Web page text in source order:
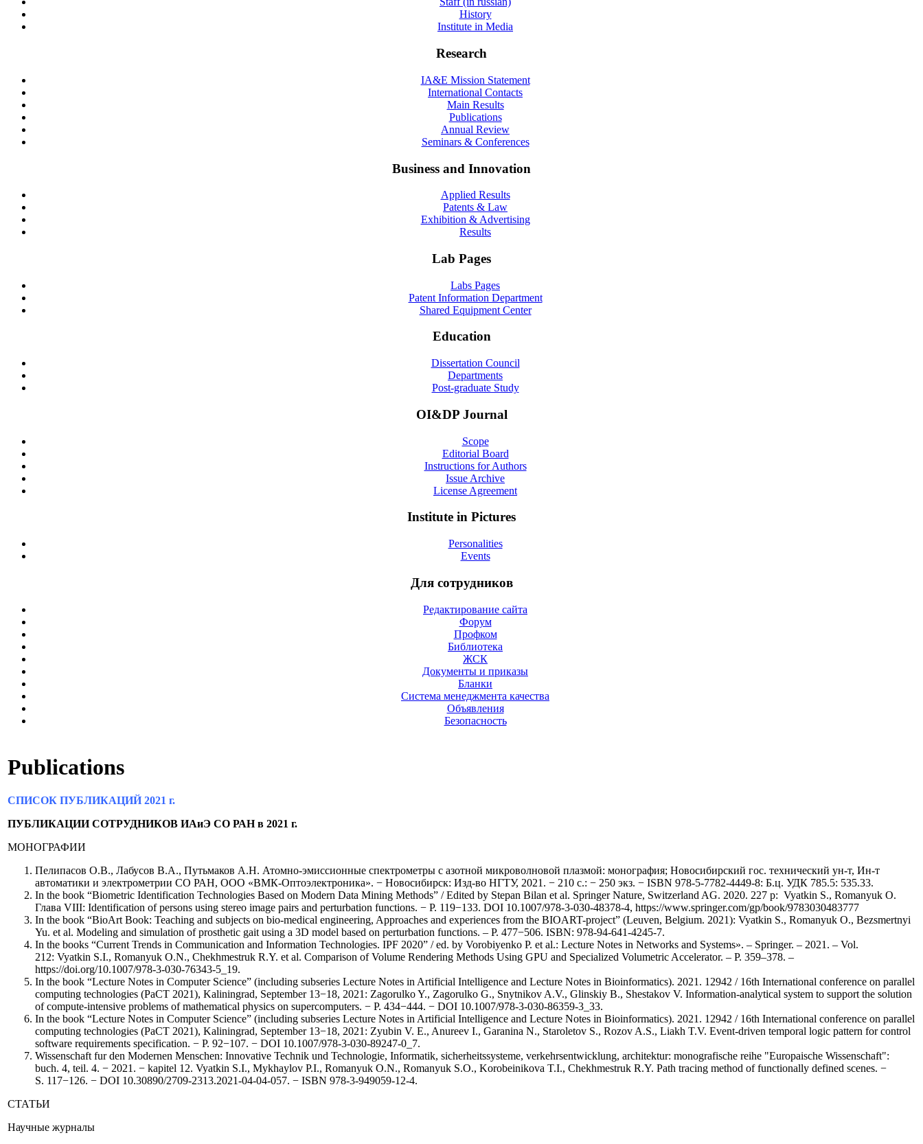
History
Institute in Media
Research
IA&E Mission Statement
International Contacts
Main Results
Publications
Annual Review
Seminars & Conferences
Business and Innovation
Applied Results
Patents & Law
Exhibition & Advertising
Results
Lab Pages
Labs Pages
Patent Information Department
Shared Equipment Center
Education
Dissertation Council
Departments
Post-graduate Study
OI&DP Journal
Scope
Editorial Board
Instructions for Authors
Issue Archive
License Agreement
Institute in Pictures
Personalities
Events
Для сотрудников
Редактирование сайта
Форум
Профком
Библиотека
ЖСК
Документы и приказы
Бланки
Система менеджмента качества
Объявления
Безопасность
Publications
СПИСОК ПУБЛИКАЦИЙ 2021 г.
ПУБЛИКАЦИИ СОТРУДНИКОВ ИАиЭ СО РАН в 2021 г.
МОНОГРАФИИ
Пелипасов О.В., Лабусов В.А., Путьмаков А.Н. Атомно-эмиссионные спектрометры с азотной микроволновой плазмой: монография; Новосибирский гос. технический ун-т, Ин-т
автоматики и электрометрии СО РАН, ООО «ВМК-Оптоэлектроника». − Новосибирск: Изд-во НГТУ, 2021. − 210 с.: − 250 экз. − ISBN 978-5-7782-4449-8: Б.ц. УДК 785.5: 535.33.
In the book “Biometric Identification Technologies Based on Modern Data Mining Methods” / Edited by Stepan Bilan et al. Springer Nature, Switzerland AG. 2020. 227 p: Vyatkin S., Romanyuk O.
Глава VIII: Identification of persons using stereo image pairs and perturbation functions. − P. 119−133. DOI 10.1007/978-3-030-48378-4, https://www.springer.com/gp/book/9783030483777
In the book “BioArt Book: Teaching and subjects on bio-medical engineering, Approaches and experiences from the BIOART-project” (Leuven, Belgium. 2021): Vyatkin S., Romanyuk O., Bezsmertnyi
Yu. et al. Modeling and simulation of prosthetic gait using a 3D model based on perturbation functions. – P. 477−506. ISBN: 978-94-641-4245-7.
In the books “Current Trends in Communication and Information Technologies. IPF 2020” / ed. by Vorobiyenko P. et al.: Lecture Notes in Networks and Systems». – Springer. – 2021. – Vol.
212: Vyatkin S.I., Romanyuk O.N., Chekhmestruk R.Y. et al. Comparison of Volume Rendering Methods Using GPU and Specialized Volumetric Accelerator. – P. 359–378. –
https://doi.org/10.1007/978-3-030-76343-5_19.
In the book “Lecture Notes in Computer Science” (including subseries Lecture Notes in Artificial Intelligence and Lecture Notes in Bioinformatics). 2021. 12942 / 16th International conference on parallel
computing technologies (PaCT 2021), Kaliningrad, September 13−18, 2021: Zagorulko Y., Zagorulko G., Snytnikov A.V., Glinskiy B., Shestakov V. Information-analytical system to support the solution
of compute-intensive problems of mathematical physics on supercomputers. − P. 434−444. − DOI 10.1007/978-3-030-86359-3_33.
In the book “Lecture Notes in Computer Science” (including subseries Lecture Notes in Artificial Intelligence and Lecture Notes in Bioinformatics). 2021. 12942 / 16th International conference on parallel
computing technologies (PaCT 2021), Kaliningrad, September 13−18, 2021: Zyubin V. E., Anureev I., Garanina N., Staroletov S., Rozov A.S., Liakh T.V. Event-driven temporal logic pattern for control
software requirements specification. − P. 92−107. − DOI 10.1007/978-3-030-89247-0_7.
Wissenschaft fur den Modernen Menschen: Innovative Technik und Technologie, Informatik, sicherheitssysteme, verkehrsentwicklung, architektur: monografische reihe "Europaische Wissenschaft":
buch. 4, teil. 4. − 2021. − kapitel 12. Vyatkin S.I., Mykhaylov P.I., Romanyuk O.N., Romanyuk S.O., Korobeinikova T.I., Chekhmestruk R.Y. Path tracing method of functionally defined scenes. −
S. 117−126. − DOI 10.30890/2709-2313.2021-04-04-057. − ISBN 978-3-949059-12-4.
СТАТЬИ
Научные журналы